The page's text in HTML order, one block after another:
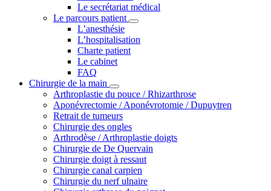
Le secrétariat médical
Le parcours patient
L’anesthésie
L’hospitalisation
Charte patient
Le cabinet
FAQ
Chirurgie de la main
Arthroplastie du pouce / Rhizarthrose
Aponévrectomie / Aponévrotomie / Dupuytren
Retrait de tumeurs
Chirurgie des ongles
Arthrodèse / Arthroplastie doigts
Chirurgie de De Quervain
Chirurgie doigt à ressaut
Chirurgie canal carpien
Chirurgie du nerf ulnaire